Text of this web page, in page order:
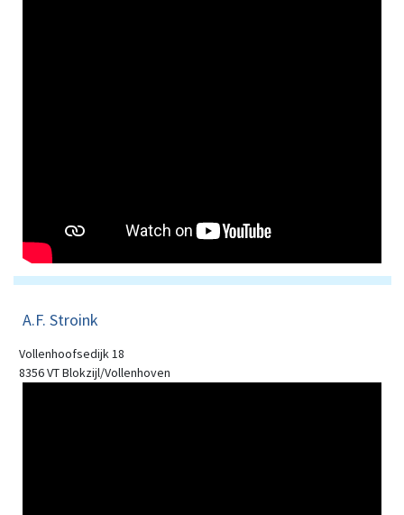
A.F. Stroink
Vollenhoofsedijk 18
8356 VT Blokzijl/Vollenhoven